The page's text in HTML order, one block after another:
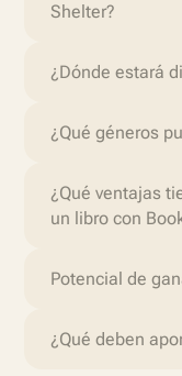
Shelter?
¿Dónde estará
¿Qué géneros
¿Qué ventajas
un libro con
Potencial de
¿Qué deben